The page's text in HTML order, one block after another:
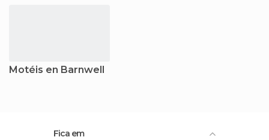
Motéis en Barnwell
Fica em